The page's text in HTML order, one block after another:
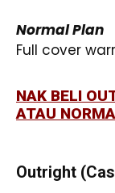
Normal Plan
Full cover
NAK BELI
ATAU
Outright